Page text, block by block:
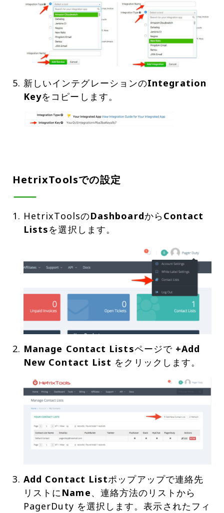
新しいインテグレーションのIntegration
Key
HetrixToolsでの設定
HetrixToolsのDashboardからContact
Lists
Manage Contact Listsページで +Add
New Contact List
Add Contact Listポップアップで連絡先
リストにName、連絡方法のリ​​ストから
PagerDuty を選択します。表示されたフィ